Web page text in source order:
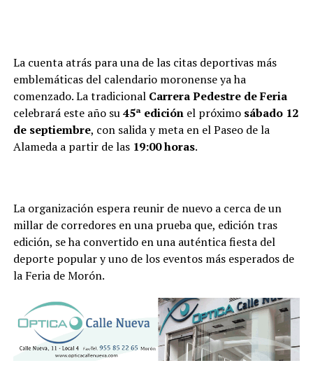
La cuenta atrás para una de las citas deportivas más
emblemáticas del calendario moronense ya ha
comenzado. La tradicional Carrera Pedestre de Feria
celebrará este año su45ª ediciónel próximo sábado 12
de septiembre, con salida y meta en el Paseo de la
Alameda a partir de las 19:00 horas.
La organización espera reunir de nuevo a cerca de un
millar de corredores en una prueba que, edición tras
edición, se ha convertido en una auténtica fiesta del
deporte popular y uno de los eventos más esperados de
la Feria de Morón.